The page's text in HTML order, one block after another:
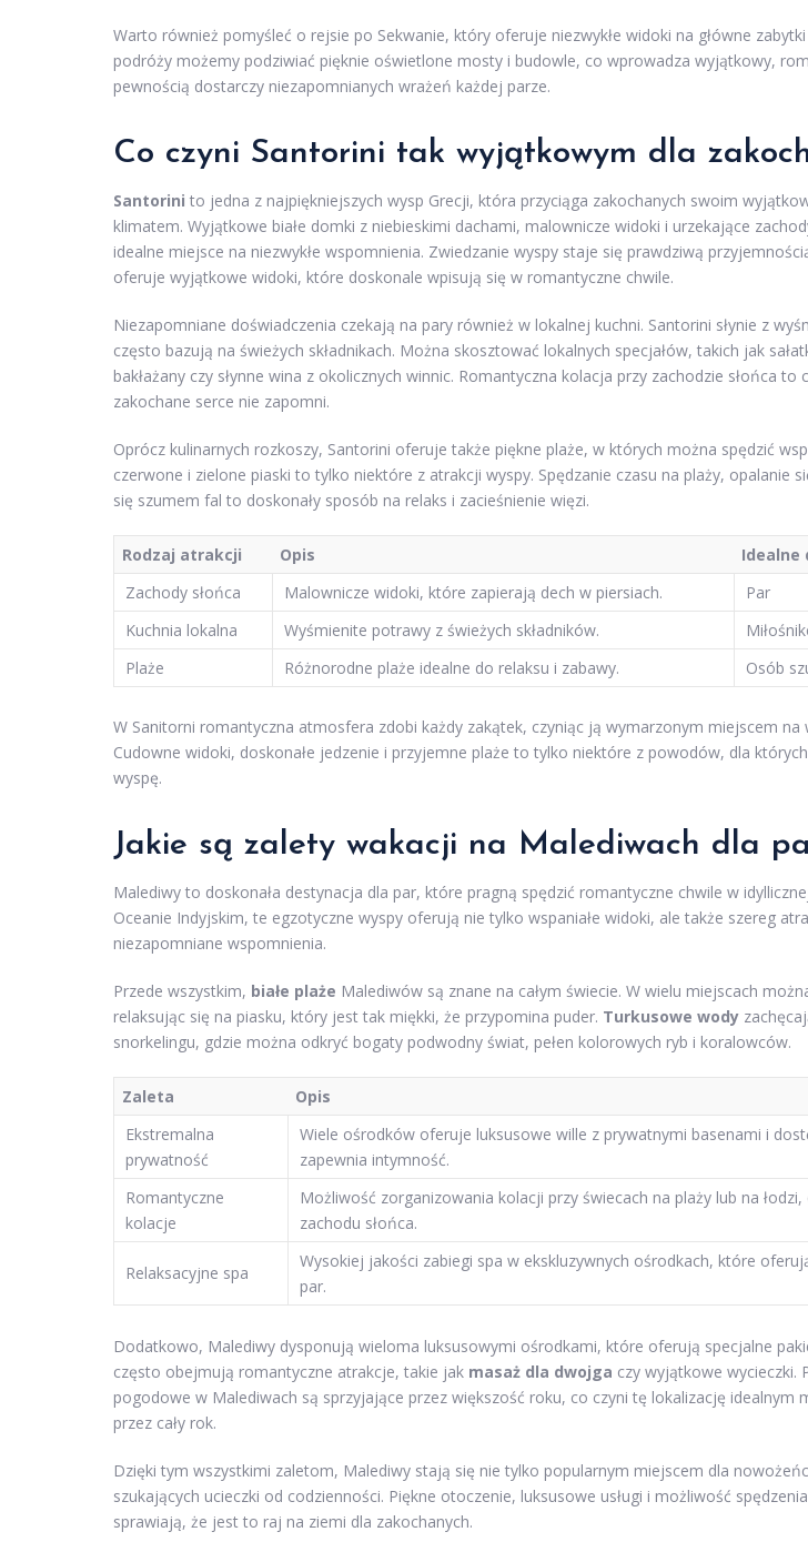
Warto również pomyśleć o rejsie po Sekwanie, który oferuje niezwykłe widoki na główne
podróży możemy podziwiać pięknie oświetlone mosty i budowle, co wprowadza wyjątkowy,
pewnością dostarczy niezapomnianych wrażeń każdej parze.
Co czyni Santorini tak wyjątkowym dla
Santorini to jedna z najpiękniejszych wysp Grecji, która przyciąga zakochanych swoim
klimatem. Wyjątkowe białe domki z niebieskimi dachami, malownicze widoki i urzekające
idealne miejsce na niezwykłe wspomnienia. Zwiedzanie wyspy staje się prawdziwą
oferuje wyjątkowe widoki, które doskonale wpisują się w romantyczne chwile.
Niezapomniane doświadczenia czekają na pary również w lokalnej kuchni. Santorini słynie z
często bazują na świeżych składnikach. Można skosztować lokalnych specjałów, takich jak
bakłażany czy słynne wina z okolicznych winnic. Romantyczna kolacja przy zachodzie słońca to
zakochane serce nie zapomni.
Oprócz kulinarnych rozkoszy, Santorini oferuje także piękne plaże, w których można spędzić
czerwone i zielone piaski to tylko niektóre z atrakcji wyspy. Spędzanie czasu na plaży, opalanie
się szumem fal to doskonały sposób na relaks i zacieśnienie więzi.
Rodzaj atrakcji Opis
Idealne
Zachody słońca
Malownicze widoki, które zapierają dech w piersiach.
Par
Kuchnia lokalna
Wyśmienite potrawy z świeżych składników.
Plaże
Różnorodne plaże idealne do relaksu i zabawy. Osób
W Sanitorni romantyczna atmosfera zdobi każdy zakątek, czyniąc ją wymarzonym miejscem na
Cudowne widoki, doskonałe jedzenie i przyjemne plaże to tylko niektóre z powodów, dla
wyspę.
Jakie są zalety wakacji na Malediwach dla
Malediwy to doskonała destynacja dla par, które pragną spędzić romantyczne chwile w
Oceanie Indyjskim, te egzotyczne wyspy oferują nie tylko wspaniałe widoki, ale także szereg
niezapomniane wspomnienia.
Przede wszystkim, białe plaże Malediwów są znane na całym świecie. W wielu miejscach
relaksując się na piasku, który jest tak miękki, że przypomina puder. Turkusowe wody
snorkelingu, gdzie można odkryć bogaty podwodny świat, pełen kolorowych ryb i koralowców.
Zaleta
Opis
Ekstremalna
prywatność
Wiele ośrodków oferuje luksusowe wille z prywatnymi basenami i
zapewnia intymność.
Romantyczne
kolacje
Możliwość zorganizowania kolacji przy świecach na plaży lub na
zachodu słońca.
Relaksacyjne spa
Wysokiej jakości zabiegi spa w ekskluzywnych ośrodkach, które
par.
Dodatkowo, Malediwy dysponują wieloma luksusowymi ośrodkami, które oferują specjalne
często obejmują romantyczne atrakcje, takie jak masaż dla dwojga czy wyjątkowe wycieczki.
pogodowe w Malediwach są sprzyjające przez większość roku, co czyni tę lokalizację idealnym
przez cały rok.
Dzięki tym wszystkimi zaletom, Malediwy stają się nie tylko popularnym miejscem dla
szukających ucieczki od codzienności. Piękne otoczenie, luksusowe usługi i możliwość
sprawiają, że jest to raj na ziemi dla zakochanych.